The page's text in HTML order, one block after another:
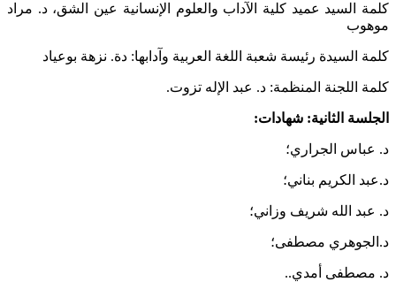
السيد عميد كلية الآداب والعلوم الإنسانية عين الشق، د. مراد
رئيسة شعبة اللغة العربية وآدابها: دة. نزهة بوعياد
اللجنة المنظمة: د. عبد الإله تزوت.
الثانية: شهادات:
الجراري؛
الكريم بناني؛
الله شريف وزاني؛
مصطفى؛
أمدي..